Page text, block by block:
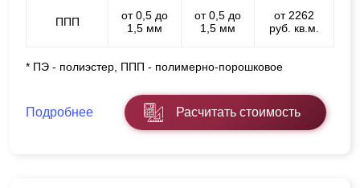
ППП
от 0,5 до
1,5 мм
от 0,5 до
1,5 мм
от 2262
руб. кв.м.
* ПЭ - полиэстер, ППП - полимерно-порошковое
Подробнее Расчитать стоимость